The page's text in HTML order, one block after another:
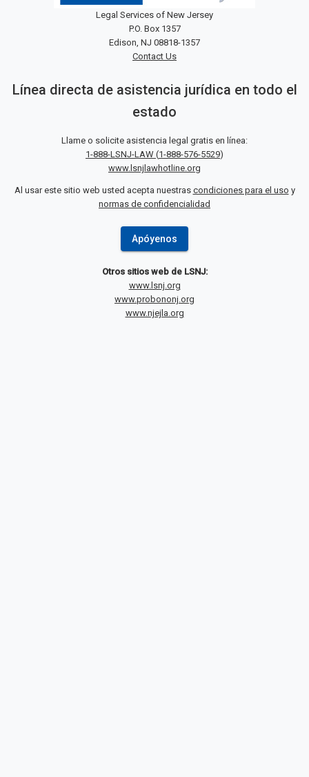
Legal Services of New Jersey
P.O. Box 1357
Edison, NJ 08818-1357
Contact Us
Línea directa de asistencia jurídica en todo el
estado
Llame o solicite asistencia legal gratis en línea:
1-888-LSNJ-LAW (1-888-576-5529)
www.lsnjlawhotline.org
Al usar este sitio web usted acepta nuestras condiciones para el uso y
normas de confidencialidad
Apóyenos
Otros sitios web de LSNJ:
www.lsnj.org
www.probononj.org
www.njejla.org